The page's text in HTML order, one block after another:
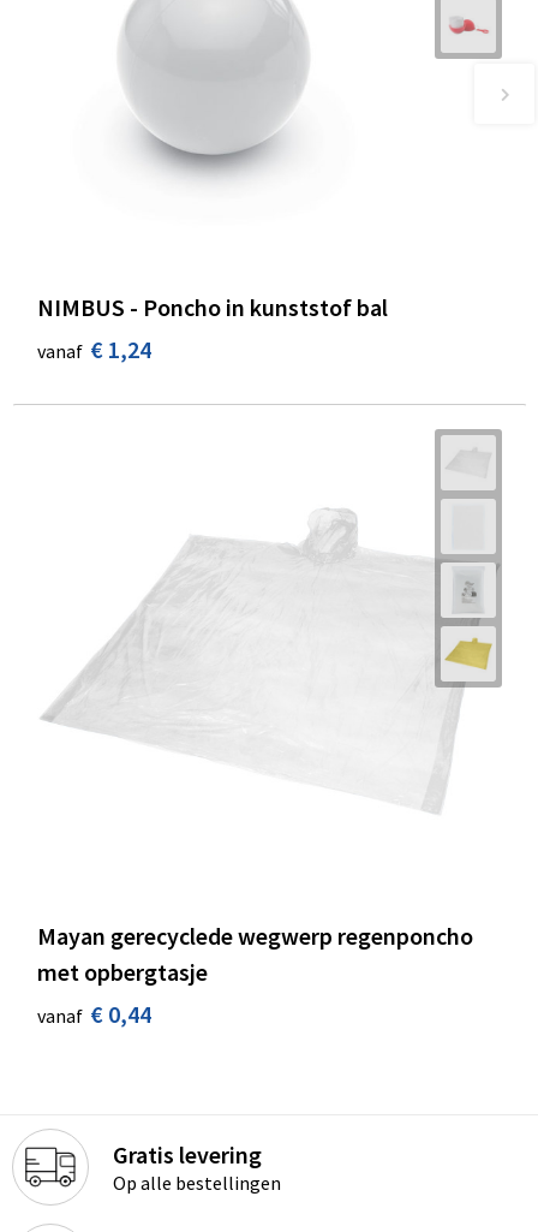
NIMBUS - Poncho in kunststof bal
vanaf € 1,24
Mayan gerecyclede wegwerp regenponcho
met opbergtasje
vanaf € 0,44
Gratis levering
Op alle bestellingen